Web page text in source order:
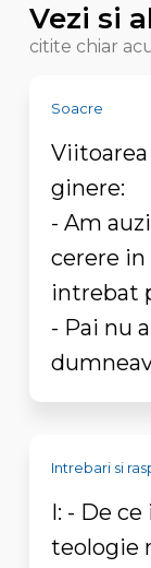
Vezi si
citite chiar
Soacre
ginere:
- Am
cerere in
intrebat
- Pai nu
Intrebari si
I: - De
teologie